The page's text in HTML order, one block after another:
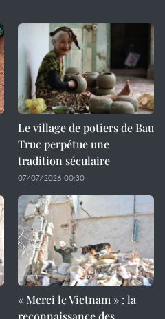
Le village de potiers de Bau
Truc perpétue une
tradition séculaire
07/07/2026 00:30
« Merci le Vietnam » : la
reconnaissance des